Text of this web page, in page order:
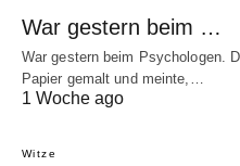
War gestern beim …
War gestern beim Psychologen.
Papier gemalt und meinte,…
1 Woche ago
Witze